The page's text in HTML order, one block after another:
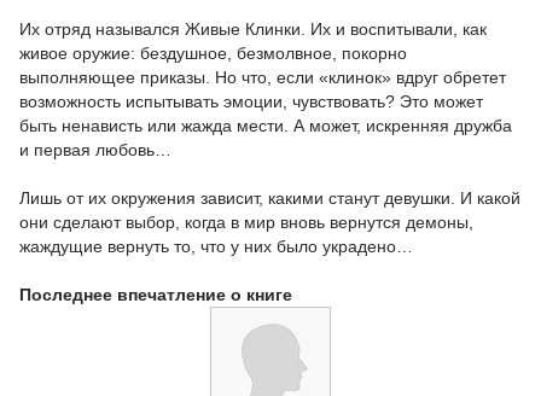
Их отряд назывался Живые Клинки. Их и воспитывали, как
живое оружие: бездушное, безмолвное, покорно
выполняющее приказы. Но что, если «клинок» вдруг обретет
возможность испытывать эмоции, чувствовать? Это может
быть ненависть или жажда мести. А может, искренняя дружба
и первая любовь…
Лишь от их окружения зависит, какими станут девушки. И какой
они сделают выбор, когда в мир вновь вернутся демоны,
жаждущие вернуть то, что у них было украдено…
Последнее впечатление о книге